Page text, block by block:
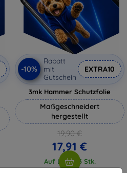
-10%
Rabatt
mit
Gutschein
EXTRA10
3mk Hammer Schutzfolie
Maßgeschneidert
hergestellt
19,90 €
17,91 €
Auf Lager 3 Stk.